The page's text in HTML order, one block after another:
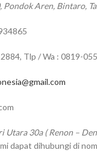
Pondok Aren, Bintaro,
Tlp / Wa : 0819-
Utara 30a ( Renon –
dapat dihubungi di